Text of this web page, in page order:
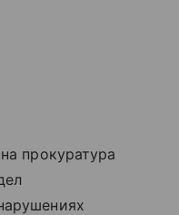
прокуратура